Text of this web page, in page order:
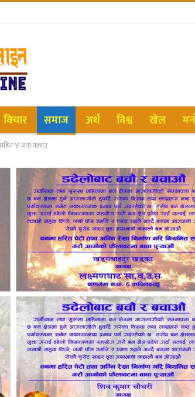
विचार समाज अर्थ विश्व खेल
४ जना पक्राउ